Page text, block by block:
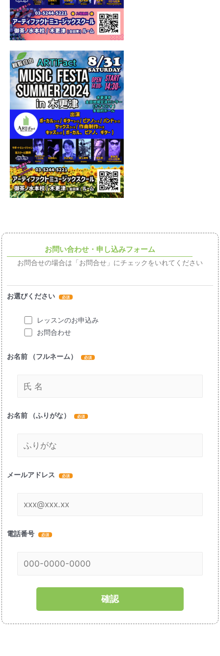
お問い合わせ・申し込みフォーム
お問合せの場合は「お問合せ」にチェックをいれてください
お選びください
レッスンのお申込み
お問合わせ
お名前 （フルネーム）
お名前 （ふりがな）
メールアドレス
電話番号